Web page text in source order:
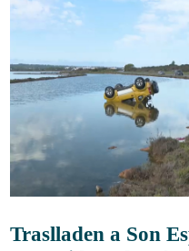
Traslladen a Son